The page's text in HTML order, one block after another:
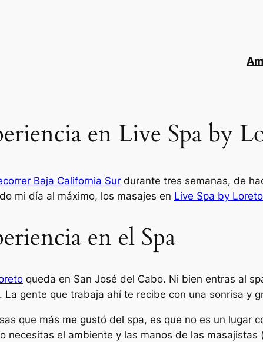
en Live Spa by
Baja California Sur durante tres semanas, de
mi día al máximo, los masajes en Live Spa by Loreto
en el Spa
queda en San José del Cabo. Ni bien entras al
La gente que trabaja ahí te recibe con una sonrisa y
que más me gustó del spa, es que no es un lugar
necesitas el ambiente y las manos de las masajistas